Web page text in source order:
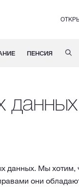
ПЕНСИЯ
данных
данных. Мы хотим,
они